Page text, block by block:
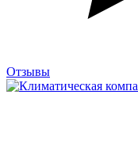
Отзывы